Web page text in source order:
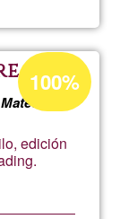
de
y
edición
Porcentaje
de
aceptación
de
G1
100%